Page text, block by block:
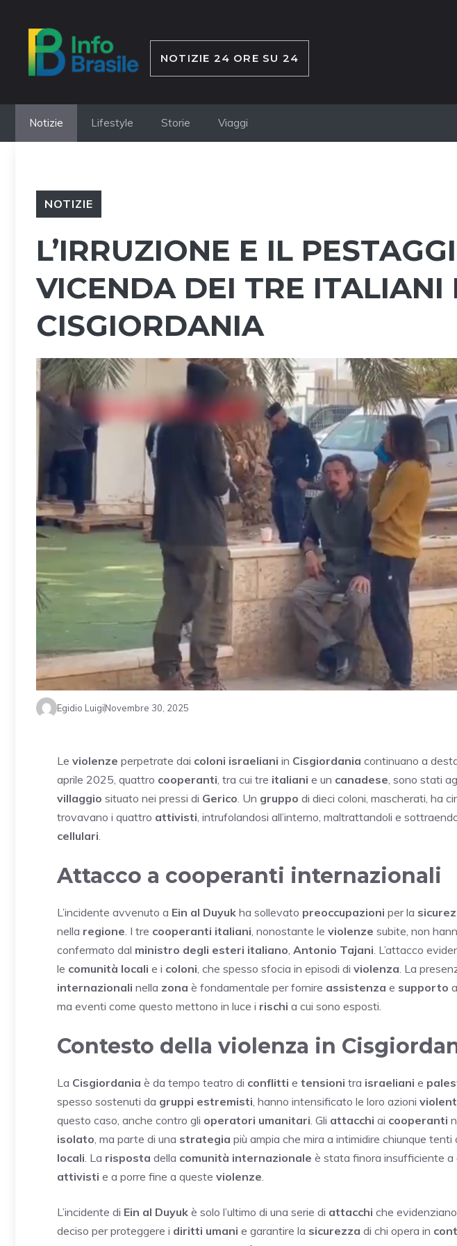
contenuto
NOTIZIE 24 ORE SU 24
Notizie Lifestyle Storie Viaggi
NOTIZIE
L’IRRUZIONE E IL
VICENDA DEI TRE ITALIANI
CISGIORDANIA
Egidio LuigiNovembre 30, 2025
Le violenze perpetrate dai coloni israeliani in Cisgiordania continuano a
aprile 2025, quattro cooperanti, tra cui tre italiani e un canadese, sono stati
villaggio situato nei pressi di Gerico. Un gruppo di dieci coloni, mascherati, ha
trovavano i quattro attivisti, intrufolandosi all’interno, maltrattandoli e
cellulari.
Attacco a cooperanti internazionali
L’incidente avvenuto a Ein al Duyuk ha sollevato preoccupazioni per la
nella regione. I tre cooperanti italiani, nonostante le violenze subite, non
confermato dal ministro degli esteri italiano, Antonio Tajani. L’attacco
le comunità locali e i coloni, che spesso sfocia in episodi di violenza. La
internazionali nella zona è fondamentale per fornire assistenza e supporto
ma eventi come questo mettono in luce i rischi a cui sono esposti.
Contesto della violenza in
La Cisgiordania è da tempo teatro di conflitti e tensioni tra israeliani e
spesso sostenuti da gruppi estremisti, hanno intensificato le loro azioni
questo caso, anche contro gli operatori umanitari. Gli attacchi ai cooperanti
isolato, ma parte di una strategia più ampia che mira a intimidire chiunque tenti
locali. La risposta della comunità internazionale è stata finora insufficiente a
attivisti e a porre fine a queste violenze.
L’incidente di Ein al Duyuk è solo l’ultimo di una serie di attacchi che
deciso per proteggere i diritti umani e garantire la sicurezza di chi opera in